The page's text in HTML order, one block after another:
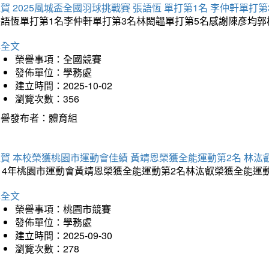
2025風城盃全國羽球挑戰賽 張語恆 單打第1名 李仲軒單打
恆單打第1名李仲軒單打第3名林閎韞單打第5名感謝陳彥均
文
榮譽事項：全國競賽
發佈單位：學務處
建立時間：2025-10-02
瀏覽次數：356
發布者：體育組
本校榮獲桃園市運動會佳績 黃靖恩榮獲全能運動第2名 林汯
年桃園市運動會黃靖恩榮獲全能運動第2名林汯叡榮獲全能運
文
榮譽事項：桃園市競賽
發佈單位：學務處
建立時間：2025-09-30
瀏覽次數：278